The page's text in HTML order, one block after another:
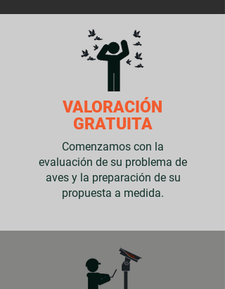
VALORACIÓN
GRATUITA
Comenzamos con la
evaluación de su problema de
aves y la preparación de su
propuesta a medida.